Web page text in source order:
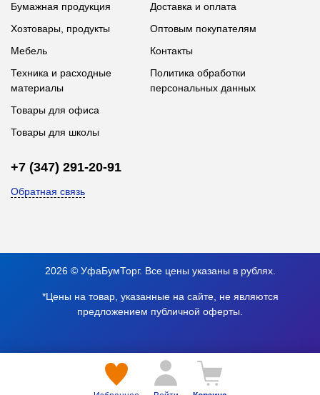
Бумажная продукция
Хозтовары, продукты
Мебель
Техника и расходные
материалы
Товары для офиса
Товары для школы
Доставка и оплата
Оптовым покупателям
Контакты
Политика обработки
персональных данных
+7 (347) 291-20-91
Обратная связь
2026 © УфаБумТорг. Все цены указаны в рублях.
*Цены на товар, указанные на сайте, не являются
предложением публичной оферты.